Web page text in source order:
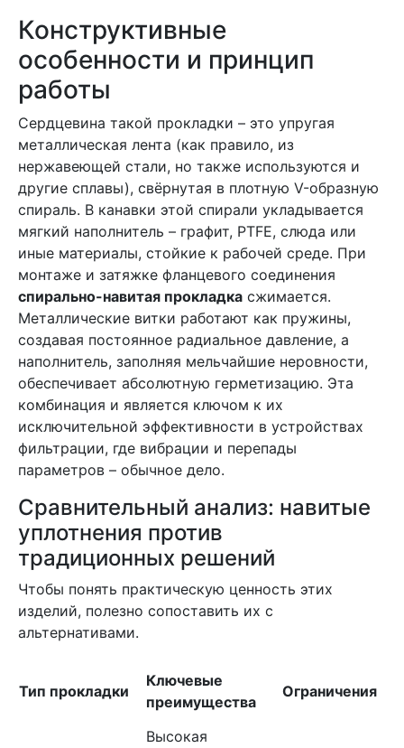
Конструктивные
особенности и принцип
работы
Сердцевина такой прокладки – это упругая
металлическая лента (как правило, из
нержавеющей стали, но также используются и
другие сплавы), свёрнутая в плотную V-образную
спираль. В канавки этой спирали укладывается
мягкий наполнитель – графит, PTFE, слюда или
иные материалы, стойкие к рабочей среде. При
монтаже и затяжке фланцевого соединения
спирально-навитая прокладка сжимается.
Металлические витки работают как пружины,
создавая постоянное радиальное давление, а
наполнитель, заполняя мельчайшие неровности,
обеспечивает абсолютную герметизацию. Эта
комбинация и является ключом к их
исключительной эффективности в устройствах
фильтрации, где вибрации и перепады
параметров – обычное дело.
Сравнительный анализ: навитые
уплотнения против
традиционных решений
Чтобы понять практическую ценность этих
изделий, полезно сопоставить их с
альтернативами.
Тип прокладки
Ключевые
преимущества
Ограничения
Высокая